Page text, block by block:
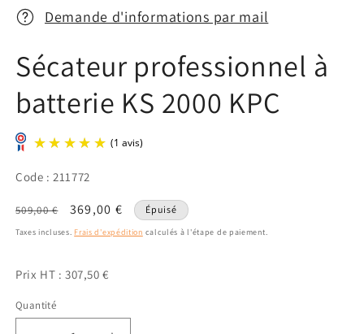
fenêtre
modale
fenêtre
modale
Demande d'informations par mail
Sécateur professionnel à
batterie KS 2000 KPC
(1 avis)
Code : 211772
Prix
habituel
509,00 €
Prix
promotionnel
369,00 € Épuisé
Taxes incluses. Frais d'expédition calculés à l'étape de paiement.
Prix HT : 307,50 €
Quantité
Quantité